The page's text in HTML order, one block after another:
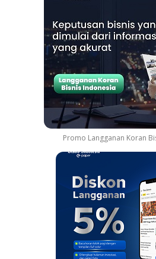
Promo Langganan Koran